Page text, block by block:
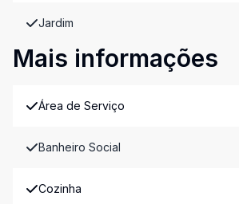
Jardim
Mais informações
Área de Serviço
Banheiro Social
Cozinha